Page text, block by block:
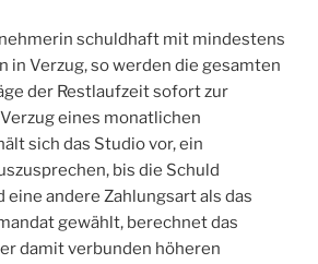
schuldhaft mit mindestens
in Verzug, so werden die gesamten
der Restlaufzeit sofort zur
eines monatlichen
sich das Studio vor, ein
bis die Schuld
eine andere Zahlungsart als das
gewählt, berechnet das
damit verbunden höheren